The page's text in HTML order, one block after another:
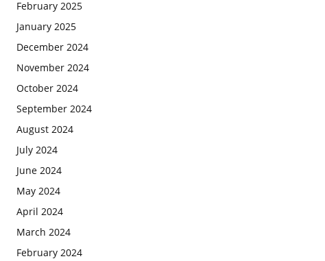
February 2025
January 2025
December 2024
November 2024
October 2024
September 2024
August 2024
July 2024
June 2024
May 2024
April 2024
March 2024
February 2024